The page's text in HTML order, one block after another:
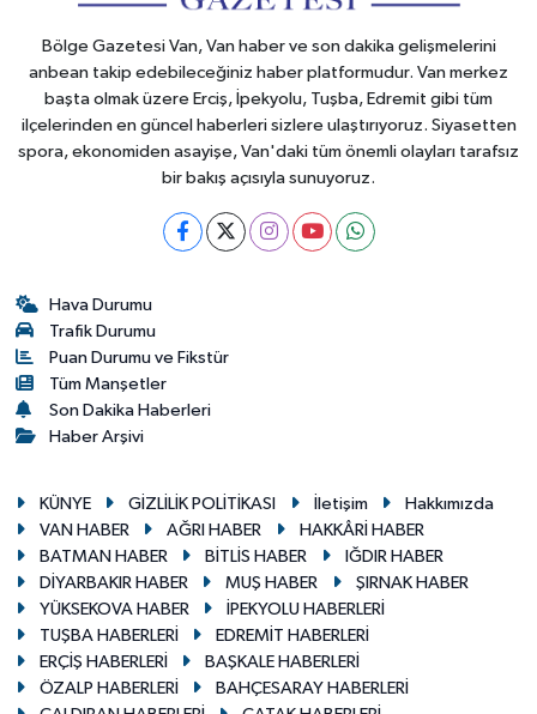
Bölge Gazetesi Van, Van haber ve son dakika gelişmelerini
anbean takip edebileceğiniz haber platformudur. Van merkez
başta olmak üzere Erciş, İpekyolu, Tuşba, Edremit gibi tüm
ilçelerinden en güncel haberleri sizlere ulaştırıyoruz. Siyasetten
spora, ekonomiden asayişe, Van'daki tüm önemli olayları tarafsız
bir bakış açısıyla sunuyoruz.
Hava Durumu
Trafik Durumu
Puan Durumu ve Fikstür
Tüm Manşetler
Son Dakika Haberleri
Haber Arşivi
KÜNYE GİZLİLİK POLİTİKASI İletişim
Hakkımızda
VAN HABER
AĞRI HABER
HAKKÂRİ HABER
BATMAN HABER
BİTLİS HABER
IĞDIR HABER
DİYARBAKIR HABER
MUŞ HABER
ŞIRNAK HABER
YÜKSEKOVA HABER
İPEKYOLU HABERLERİ
TUŞBA HABERLERİ
EDREMİT HABERLERİ
ERÇİŞ HABERLERİ
BAŞKALE HABERLERİ
ÖZALP HABERLERİ
BAHÇESARAY HABERLERİ